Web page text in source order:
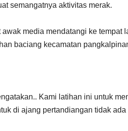
semangatnya aktivitas merak.
awak media mendatangi ke tempat
baciang kecamatan
Kami latihan ini untuk
di ajang pertandiangan tidak